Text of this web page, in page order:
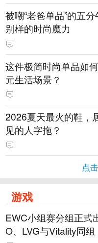
被嘲“老爸单品”的五
别样的时尚魔力
这件极简时尚单品如
元生活场景？
2026夏天最火的鞋，
见的人字拖？
点
游戏
EWC小组赛分组正式
O、LVG与Vitality同组